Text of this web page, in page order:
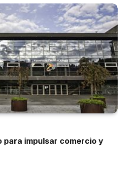
para impulsar comercio y